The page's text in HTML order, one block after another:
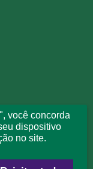
você concorda
dispositivo
no site.